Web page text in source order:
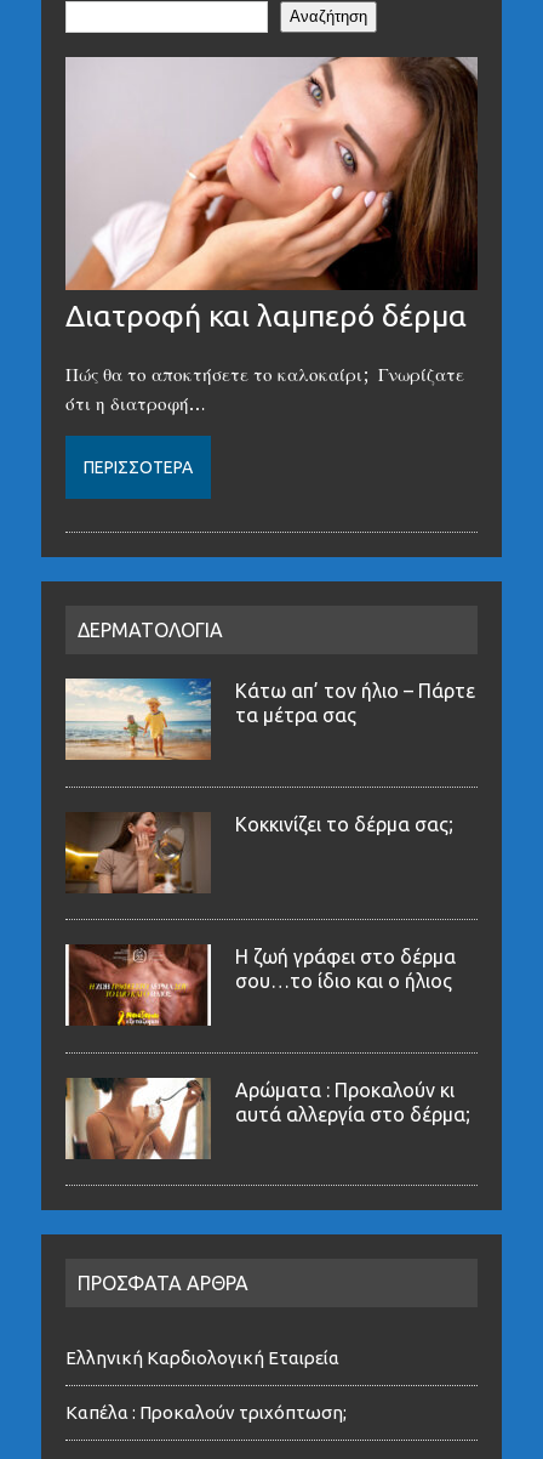
Αναζήτηση
Διατροφή και λαμπερό δέρμα
Πώς θα το αποκτήσετε το καλοκαίρι; Γνωρίζατε
ότι η διατροφή…
ΠΕΡΙΣΣΌΤΕΡΑ
ΔΕΡΜΑΤΟΛΟΓΙΑ
Κάτω απ’ τον ήλιο – Πάρτε
τα μέτρα σας
Κοκκινίζει το δέρμα σας;
Η ζωή γράφει στο δέρμα
σου…το ίδιο και ο ήλιος
Αρώματα : Προκαλούν κι
αυτά αλλεργία στο δέρμα;
ΠΡΟΣΦΑΤΑ ΑΡΘΡΑ
Ελληνική Καρδιολογική Εταιρεία
Καπέλα : Προκαλούν τριχόπτωση;